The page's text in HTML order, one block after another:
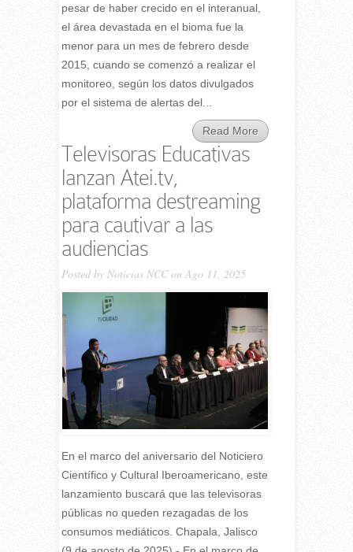
pesar de haber crecido en el interanual,
el área devastada en el bioma fue la
menor para un mes de febrero desde
2015, cuando se comenzó a realizar el
monitoreo, según los datos divulgados
por el sistema de alertas del...
Read More
Televisoras Educativas
lanzan Atei.tv,
plataforma destreaming
para cautivar a las
audiencias
Posted by Noticias NCCon Ago 11, 2025
En el marco del aniversario del Noticiero
Científico y Cultural Iberoamericano, este
lanzamiento buscará que las televisoras
públicas no queden rezagadas de los
consumos mediáticos. Chapala, Jalisco